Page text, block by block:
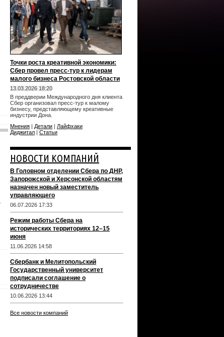
Точки роста креативной экономики:
Сбер провел пресс-тур к лидерам
малого бизнеса Ростовской области
13.03.2026 18:20
В преддверии Международного дня клиента
Сбер организовал пресс-тур к малому
бизнесу, представляющему креативные
индустрии Дона.
Мнения | Детали | Лайфхаки
Диджитал | Статьи
НОВОСТИ КОМПАНИЙ
В Головном отделении Сбера по ДНР,
Запорожской и Херсонской областям
назначен новый заместитель
управляющего
06.07.2026 17:33
Режим работы Сбера на
исторических территориях 12–15
июня
11.06.2026 14:58
Сбербанк и Мелитопольский
Государственный университет
подписали соглашение о
сотрудничестве
10.06.2026 13:44
Все новости компаний